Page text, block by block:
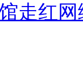
走红网